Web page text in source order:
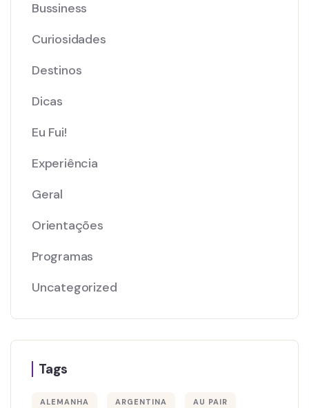
Bussiness
Curiosidades
Destinos
Dicas
Eu Fui!
Experiência
Geral
Orientações
Programas
Uncategorized
Tags
ALEMANHA ARGENTINA AU PAIR